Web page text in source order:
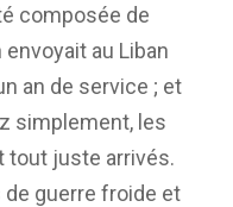
composée de
au Liban
an de service ; et
simplement, les
tout juste arrivés.
guerre froide et